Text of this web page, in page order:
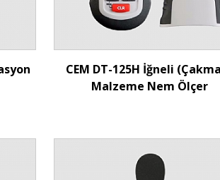
İncele
CEM DT-125H İğneli
Malzeme Nem Ölçer